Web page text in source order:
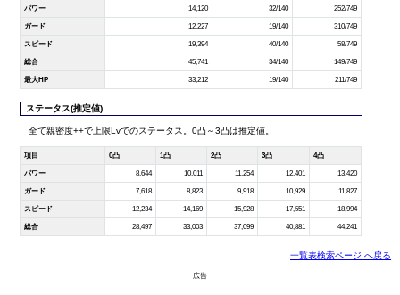
パワー 14,120 32/140 252/749
ガード 12,227 19/140 310/749
スピード 19,394 40/140 58/749
総合 45,741 34/140 149/749
最大HP 33,212 19/140 211/749
ステータス(推定値)
全て親密度++で上限Lvでのステータス。0凸～3凸は推定値。
項目 0凸 1凸 2凸 3凸 4凸
パワー 8,644 10,011 11,254 12,401 13,420
ガード 7,618 8,823 9,918 10,929 11,827
スピード 12,234 14,169 15,928 17,551 18,994
総合 28,497 33,003 37,099 40,881 44,241
一覧表検索ページ へ戻る
広告